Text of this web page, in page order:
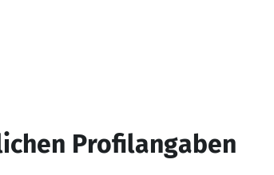
Profilangaben